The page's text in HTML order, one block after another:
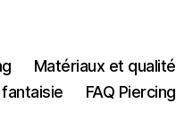
Matériaux et qualité
fantaisie FAQ Piercing